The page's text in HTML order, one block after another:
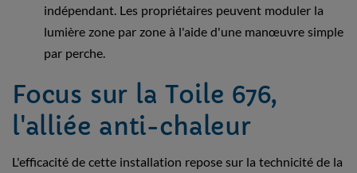
indépendant. Les propriétaires peuvent moduler la
lumière zone par zone à l'aide d'une manœuvre simple
par perche.
Focus sur la Toile 676,
l'alliée anti-chaleur
L'efficacité de cette installation repose sur la technicité de la